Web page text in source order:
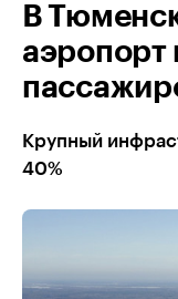
В
аэропорт
Крупный
40%